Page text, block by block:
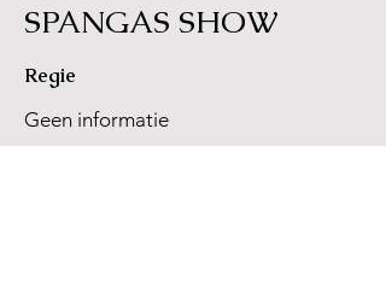
SPANGAS SHOW
Regie
Geen informatie